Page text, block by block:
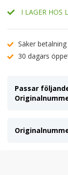
I LAGER HOS
Säker betalning
30 dagars
Passar